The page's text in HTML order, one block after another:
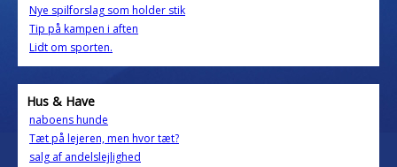
Nye spilforslag som holder stik
Tip på kampen i aften
Lidt om sporten.
Hus & Have
naboens hunde
Tæt på lejeren, men hvor tæt?
salg af andelslejlighed